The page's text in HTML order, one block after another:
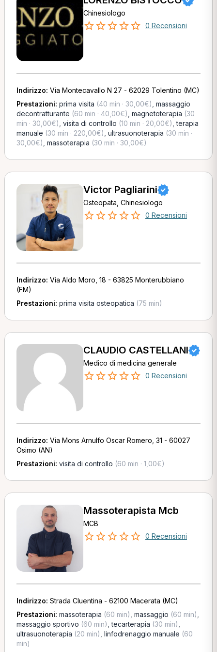
Chinesiologo
0 Recensioni
Indirizzo: Via Montecavallo N 27 - 62029 Tolentino (MC)
Prestazioni: prima visita (40 min · 30,00€) massaggio
decontratturante (60 min · 40,00€) magnetoterapia (30
min · 30,00€) visita di controllo (10 min · 20,00€) ,terapia
manuale (30 min · 220,00€) ultrasuonoterapia (30 min ·
30,00€) massoterapia (30 min · 30,00€)
Victor Pagliarini
Osteopata, Chinesiologo
0 Recensioni
Indirizzo: Via Aldo Moro, 18 - 63825 Monterubbiano
(FM)
Prestazioni: prima visita osteopatica (75 min)
CLAUDIO CASTELLANI
Medico di medicina generale
0 Recensioni
Indirizzo: Via Mons Arnulfo Oscar Romero, 31 - 60027
Osimo (AN)
Prestazioni: visita di controllo (60 min · 1,00€)
Massoterapista Mcb
MCB
0 Recensioni
Indirizzo: Strada Cluentina - 62100 Macerata (MC)
Prestazioni: massoterapia (60 min) massaggio (60 min)
massaggio sportivo (60 min) ,tecarterapia (30 min)
ultrasuonoterapia (20 min) linfodrenaggio manuale (60
min)